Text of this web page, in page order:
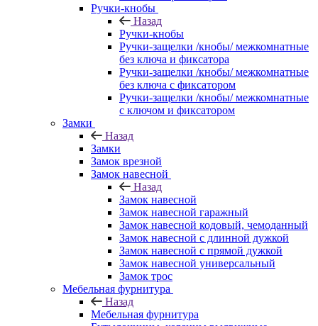
Ручки-кнобы
Назад
Ручки-кнобы
Ручки-защелки /кнобы/ межкомнатные
без ключа и фиксатора
Ручки-защелки /кнобы/ межкомнатные
без ключа с фиксатором
Ручки-защелки /кнобы/ межкомнатные
с ключом и фиксатором
Замки
Назад
Замки
Замок врезной
Замок навесной
Назад
Замок навесной
Замок навесной гаражный
Замок навесной кодовый, чемоданный
Замок навесной с длинной дужкой
Замок навесной с прямой дужкой
Замок навесной универсальный
Замок трос
Мебельная фурнитура
Назад
Мебельная фурнитура